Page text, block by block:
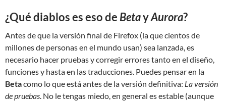
¿Qué diablos es eso de BetayAurora?
Antes de que la versión final de Firefox (la que cientos de
millones de personas en el mundo usan) sea lanzada, es
necesario hacer pruebas y corregir errores tanto en el diseño,
funciones y hasta en las traducciones. Puedes pensar en la
Betacomo lo que está antes de la versión definitiva: La versión
de pruebas. No le tengas miedo, en general es estable (aunque